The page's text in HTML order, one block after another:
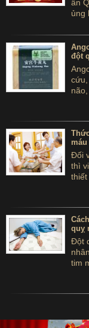
ân
ủng
đột
Đối
thì
thiết
sức
quỵ
Đột
tim
cụ